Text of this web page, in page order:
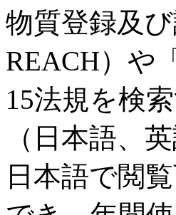
物質登録及
REACH）や
15法規を検
（日本語、
日本語で閲